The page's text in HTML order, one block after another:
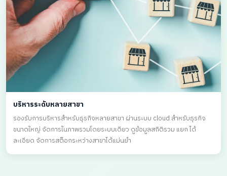
บริหารระดับหลายสาขา
รองรับการบริหารสำหรับธุรกิจหลายสาขา ผ่านระบบ cloud สำหรับธุรกิจ
ขนาดใหญ่ จัดการในภาพรวมโดยระบบเดียว ดูข้อมูลสถิติรวม แยก ได้
ละเอียด จัดการสต็อกระหว่างสาขาได้แม่นยำ